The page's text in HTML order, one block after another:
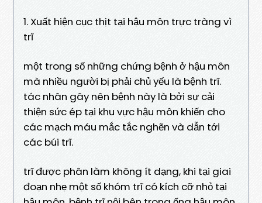
1. Xuất hiện cục thịt tại hậu môn trực tràng vì
trĩ
một trong số những chứng bệnh ở hậu môn
mà nhiều người bị phải chủ yếu là bệnh trĩ.
tác nhân gây nên bệnh này là bởi sự cải
thiện sức ép tại khu vực hậu môn khiến cho
các mạch máu mắc tắc nghẽn và dẫn tới
các búi trĩ.
trĩ được phân làm không ít dạng, khi tại giai
đoạn nhẹ một số khóm trĩ có kích cỡ nhỏ tại